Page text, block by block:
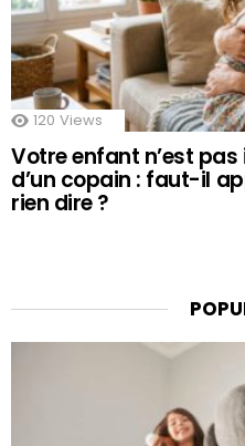
120 Views
Votre enfant n’est
d’un copain : faut-il
rien dire ?